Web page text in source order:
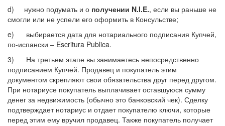
d) нужно подумать и о получении N.I.E., если вы раньше не
смогли или не успели его оформить в Консульстве;
e) выбирается дата для нотариального подписания Купчей,
по-испански – Escritura Publica.
3) На третьем этапе вы занимаетесь непосредственно
подписанием Купчей. Продавец и покупатель этим
документом скрепляют свои обязательства друг перед другом.
При нотариусе покупатель выплачивает оставшуюся сумму
денег за недвижимость (обычно это банковский чек). Сделку
подтверждает нотариус и отдает покупателю ключи, которые
перед этим ему вручил продавец. Также покупатель получает